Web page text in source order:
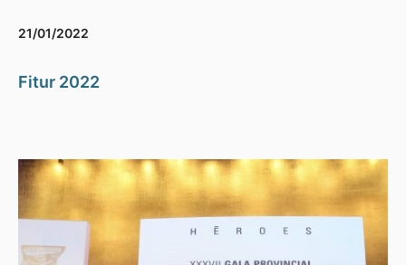
21/01/2022
Fitur 2022